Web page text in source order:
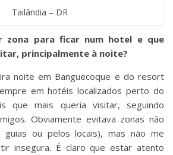
Tailândia – DR
zona para ficar num hotel e que
principalmente à noite?
noite em Banguecoque e do resort
em hotéis localizados perto do
que mais queria visitar, seguindo
Obviamente evitava zonas não
guias ou pelos locais), mas não me
insegura. É claro que estar atento